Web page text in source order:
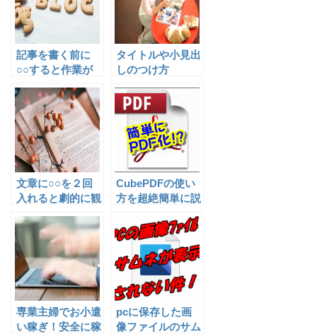
記事を書く前に
○○すると作業が
タイトルや小見出
しのつけ方
文章に○○を２回
入れると劇的に観
法！！
CubePDFの使い
方を超絶簡単に説
専業主婦でお小遣
い稼ぎ！安全に稼
pcに保存した画
像ファイルのサム